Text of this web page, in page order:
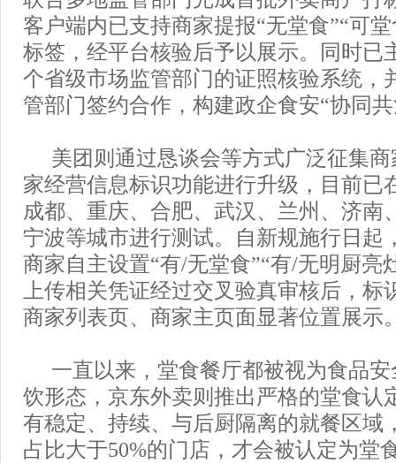
客户端内已支持商家提报“无堂食”“可
标签，经平台核验后予以展示。同时已
个省级市场监管部门的证照核验系统，
管部门签约合作，构建政企食安“协同
美团则通过恳谈会等方式广泛征集
家经营信息标识功能进行升级，目前已
成都、重庆、合肥、武汉、兰州、济南
宁波等城市进行测试。自新规施行日起
商家自主设置“有/无堂食”“有/无明厨亮
上传相关凭证经过交叉验真审核后，标
商家列表页、商家主页面显著位置展示
一直以来，堂食餐厅都被视为食品
饮形态，京东外卖则推出严格的堂食认
有稳定、持续、与后厨隔离的就餐区域
占比大于50%的门店，才会被认定为堂